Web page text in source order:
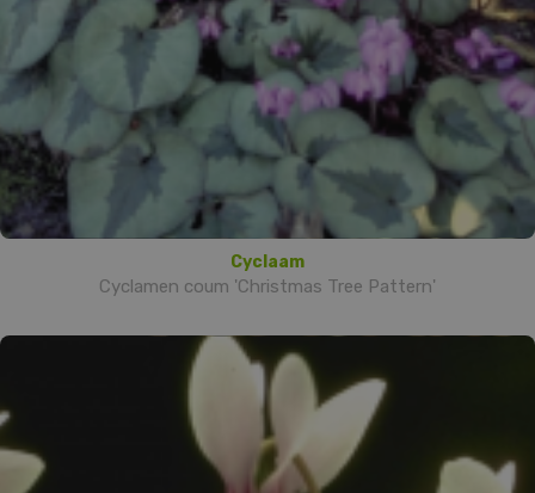
Cyclaam
Cyclamen coum 'Christmas Tree Pattern'